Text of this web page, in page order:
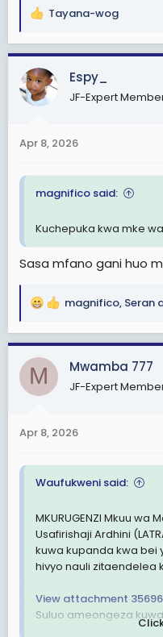
R
a
c
t
i
s
Tayana-wog
Espy_
JF-Expert
Apr 8, 2026
magnifico said:
Kuchepuka kwa mke
Sasa mfano gani huo
R
a
c
t
s
magnifico, Seran
M Mwamba 777
JF-Expert
Apr 8, 2026
Waufukweni said:
MKURUGENZI Mkuu wa
Usafirishaji Ardhini
kuwa kupanda kwa bei
hivyo nauli zitaendelea
View attachment
Suluo ameongeza
ikiwa bei ya Mafuta